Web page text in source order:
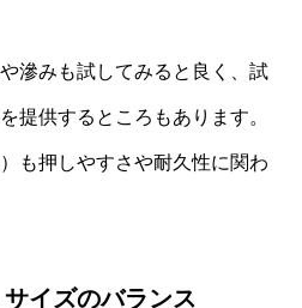
滲みも試してみると良く、試
提供するところもあります。
も押しやすさや耐久性に関わ
イズのバランス